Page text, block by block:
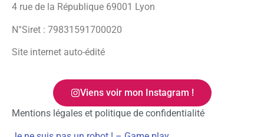
4 rue de la République 69001 Lyon
N°Siret : 79831591700020
Site internet auto-édité
Viens voir mon Instagram !
Mentions légales et politique de confidentialité